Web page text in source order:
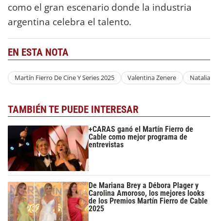
como el gran escenario donde la industria
argentina celebra el talento.
EN ESTA NOTA
Martín Fierro De Cine Y Series 2025 Valentina Zenere Natalia
TAMBIÉN TE PUEDE INTERESAR
+CARAS ganó el Martín Fierro de
Cable como mejor programa de
entrevistas
De Mariana Brey a Débora Plager y
Carolina Amoroso, los mejores looks
de los Premios Martín Fierro de Cable
2025